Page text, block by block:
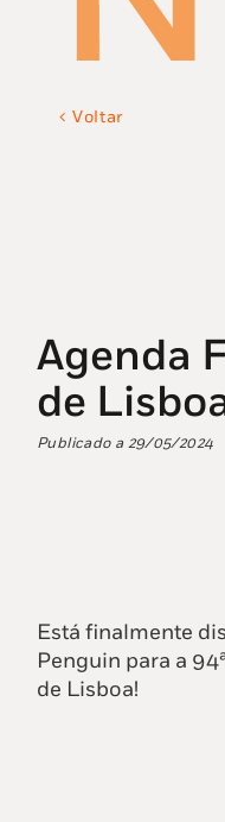
Voltar
Agenda
de
Publicado a 29/05/2024
Está finalmente
Penguin para a
de Lisboa!